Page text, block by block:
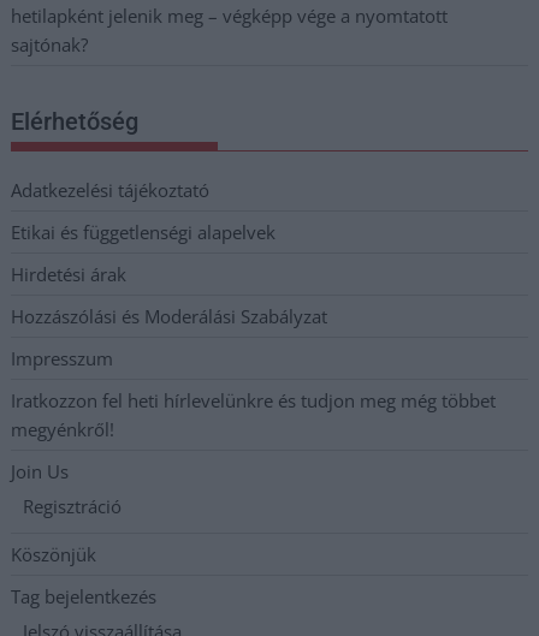
hetilapként jelenik meg – végképp vége a nyomtatott
sajtónak?
Elérhetőség
Adatkezelési tájékoztató
Etikai és függetlenségi alapelvek
Hirdetési árak
Hozzászólási és Moderálási Szabályzat
Impresszum
Iratkozzon fel heti hírlevelünkre és tudjon meg még többet
megyénkről!
Join Us
Regisztráció
Köszönjük
Tag bejelentkezés